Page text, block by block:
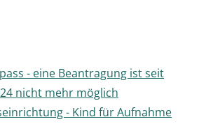
- eine Beantragung ist seit
nicht mehr möglich
- Kind für Aufnahme